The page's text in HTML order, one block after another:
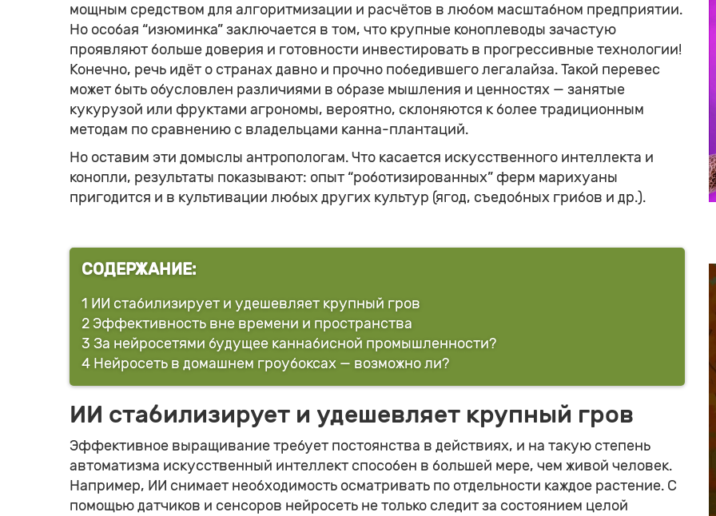
мощным средством для алгоритмизации и расчётов в любом масштабном предприятии.
Но особая “изюминка” заключается в том, что крупные коноплеводы зачастую
проявляют больше доверия и готовности инвестировать в прогрессивные технологии!
Конечно, речь идёт о странах давно и прочно победившего легалайза. Такой перевес
может быть обусловлен различиями в образе мышления и ценностях — занятые
кукурузой или фруктами агрономы, вероятно, склоняются к более традиционным
методам по сравнению с владельцами канна-плантаций.
Но оставим эти домыслы антропологам. Что касается искусственного интеллекта и
конопли, результаты показывают: опыт “роботизированных” ферм марихуаны
пригодится и в культивации любых других культур (ягод, съедобных грибов и др.).
СОДЕРЖАНИЕ:
1 ИИ стабилизирует и удешевляет крупный гров
2 Эффективность вне времени и пространства
3 За нейросетями будущее каннабисной промышленности?
4 Нейросеть в домашнем гроубоксах — возможно ли?
ИИ стабилизирует и удешевляет крупный гров
Эффективное выращивание требует постоянства в действиях, и на такую степень
автоматизма искусственный интеллект способен в большей мере, чем живой человек.
Например, ИИ снимает необходимость осматривать по отдельности каждое растение. С
помощью датчиков и сенсоров нейросеть не только следит за состоянием целой